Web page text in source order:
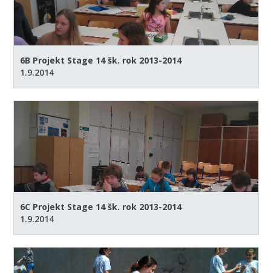
6B Projekt Stage 14 šk. rok 2013-2014
1.9.2014
6C Projekt Stage 14 šk. rok 2013-2014
1.9.2014